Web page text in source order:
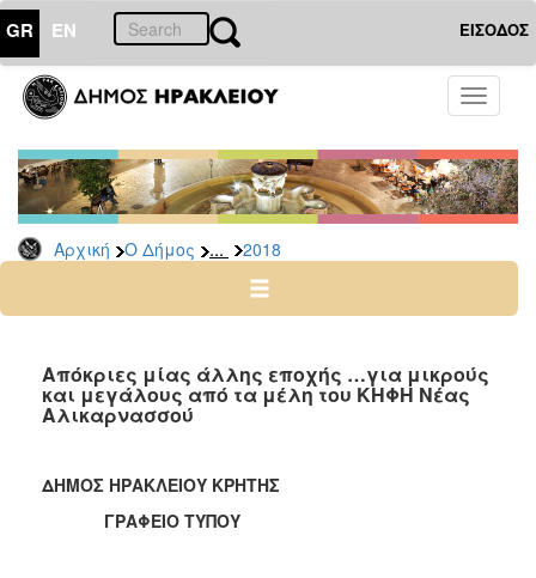
GR EN ΕΙΣΟΔΟΣ
Toggle
Αρχική Ο Δήμος ... 2018
ΔΗΜΟΣ
Δελτία
Τύπου
Αρχείο
2026
2024
2022
2021
Απόκριες μίας άλλης εποχής …για μικρούς
και μεγάλους από τα μέλη του ΚΗΦΗ Νέας
Αλικαρνασσού
ΔΗΜΟΣ ΗΡΑΚΛΕΙΟΥ ΚΡΗΤΗΣ
ΓΡΑΦΕΙΟ ΤΥΠΟΥ